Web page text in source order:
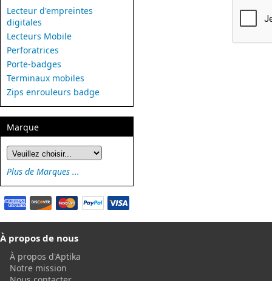
Lecteur d'empreintes
digitales
Lecteurs Mobile
Perforatrices
Porte-badges
Terminaux mobiles
Zips enrouleurs badge
Marque
Plus de Marques ...
À propos de nous
À propos d'Aptika
Notre mission